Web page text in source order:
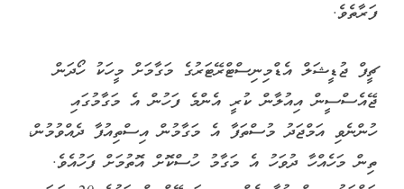
ފަރާތެވެ.
ޗީފް ޖުޑީޝަލް އެޑްމިނިސްޓްރޭޓަރުގެ މަގާމަށް މީހަކު ހޯދަން
ޖޭއެސްސީން އިއުލާން ކުރީ އެންމެ ފަހުން އެ މަގާމުގައި
ހުންނެވި އަމްޖަދު މުސްތަފާ އެ މަގާމުން އިސްތިއުފާ ދެއްވުމުން،
ތިން މަހެއްހާ ދުވަހު އެ މަގާމު ހުސްކޮށް އޮތުމަށް ފަހުއެވެ.